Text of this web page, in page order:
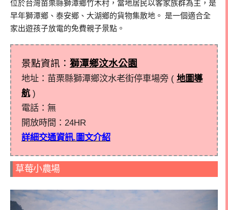
位於台灣苗栗縣獅潭鄉竹木村，當地居民以客家族群為主，是
早年獅潭鄉、泰安鄉、大湖鄉的貨物集散地。 是一個適合全
家出遊孩子放電的免費親子景點。
景點資訊： 獅潭鄉汶水公園
地址：苗栗縣獅潭鄉汶水老街停車場旁 ( 地圖導
航)
電話：無
開放時間： 24HR
詳細交通資訊.圖文介紹
草莓小農場